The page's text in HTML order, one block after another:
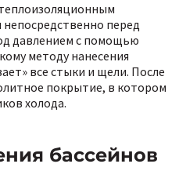
перед
давлением с помощью
методу нанесения
все стыки и щели. После
покрытие, в котором
холода.
бассейнов